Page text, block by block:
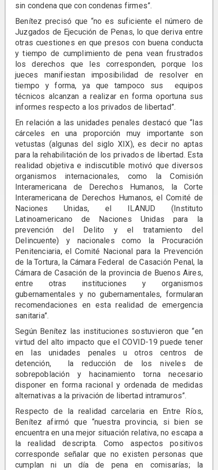
sin condena que con condenas firmes”.
Benítez precisó que “no es suficiente el número de
Juzgados de Ejecución de Penas, lo que deriva entre
otras cuestiones en que presos con buena conducta
y tiempo de cumplimiento de pena vean frustrados
los derechos que les corresponden, porque los
jueces manifiestan imposibilidad de resolver en
tiempo y forma, ya que tampoco sus equipos
técnicos alcanzan a realizar en forma oportuna sus
informes respecto a los privados de libertad”.
En relación a las unidades penales destacó que “las
cárceles en una proporción muy importante son
vetustas (algunas del siglo XIX), es decir no aptas
para la rehabilitación de los privados de libertad. Esta
realidad objetiva e indiscutible motivó que diversos
organismos internacionales, como la Comisión
Interamericana de Derechos Humanos, la Corte
Interamericana de Derechos Humanos, el Comité de
Naciones Unidas, el ILANUD (Instituto
Latinoamericano de Naciones Unidas para la
prevención del Delito y el tratamiento del
Delincuente) y nacionales como la Procuración
Penitenciaria, el Comité Nacional para la Prevención
de la Tortura, la Cámara Federal de Casación Penal, la
Cámara de Casación de la provincia de Buenos Aires,
entre otras instituciones y organismos
gubernamentales y no gubernamentales, formularan
recomendaciones en esta realidad de emergencia
sanitaria”.
Según Benítez las instituciones sostuvieron que “en
virtud del alto impacto que el COVID-19 puede tener
en las unidades penales u otros centros de
detención, la reducción de los niveles de
sobrepoblación y hacinamiento torna necesario
disponer en forma racional y ordenada de medidas
alternativas a la privación de libertad intramuros”.
Respecto de la realidad carcelaria en Entre Ríos,
Benítez afirmó que “nuestra provincia, si bien se
encuentra en una mejor situación relativa, no escapa a
la realidad descripta. Como aspectos positivos
corresponde señalar que no existen personas que
cumplan ni un día de pena en comisarías; la